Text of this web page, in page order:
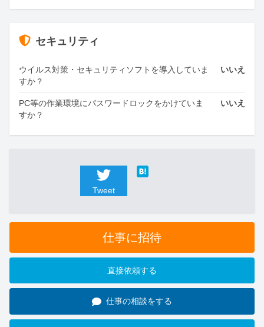
セキュリティ
ウイルス対策・セキュリティソフトを導入していま
すか？
いいえ
PC等の作業環境にパスワードロックをかけていま
すか？
いいえ
Tweet
仕事に招待
直接依頼する
仕事の相談をする